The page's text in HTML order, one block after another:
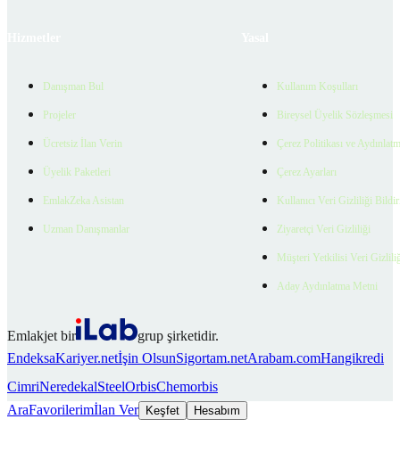
Danışman Bul
Projeler
Ücretsiz İlan Verin
Üyelik Paketleri
EmlakZeka Asistan
Uzman Danışmanlar
Kullanım Koşulları
Bireysel Üyelik Sözleşmesi
Çerez Politikası ve
Çerez Ayarları
Kullanıcı Veri Gizliliği
Ziyaretçi Veri Gizliliği
Müşteri Yetkilisi Veri
Aday Aydınlatma Metni
Emlakjet bir
grup şirketidir.
EndeksaKariyer.netİşin OlsunSigortam.netArabam.comHangikredi
CimriNeredekalSteelOrbisChemorbis
AraFavorilerimİlan Ver Keşfet Hesabım